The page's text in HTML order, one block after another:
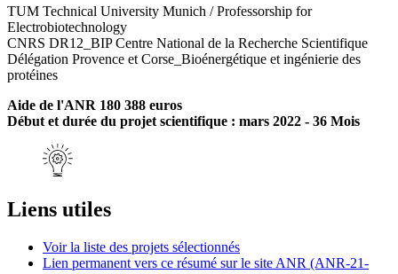
TUM Technical University Munich / Professorship for
Electrobiotechnology
CNRS DR12_BIP Centre National de la Recherche Scientifique
Délégation Provence et Corse_Bioénergétique et ingénierie des
protéines
Aide de l'ANR 180 388 euros
Début et durée du projet scientifique : mars 2022 - 36 Mois
Liens utiles
Voir la liste des projets sélectionnés
Lien permanent vers ce résumé sur le site ANR (ANR-21-